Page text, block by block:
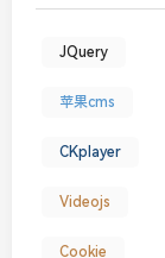
JQuery
苹果cms
CKplayer
Videojs
Cookie